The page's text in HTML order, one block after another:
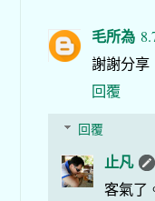
毛所為
謝謝分享
回覆
回覆
止凡
客氣了